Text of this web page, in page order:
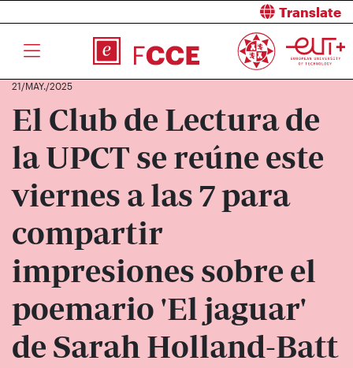
Translate
21/MAY./2025
El Club de Lectura de
la UPCT se reúne este
viernes a las 7 para
compartir
impresiones sobre el
poemario 'El jaguar'
de Sarah Holland-Batt